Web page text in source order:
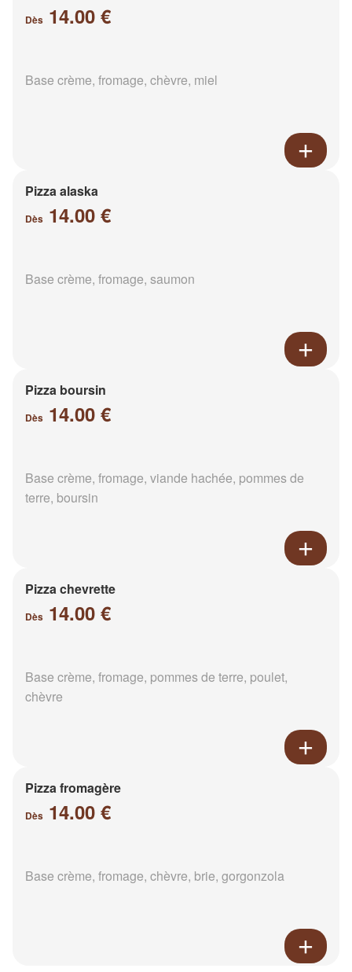
Dès 14.00 €
Base crème, fromage, chèvre, miel
Pizza alaska
Dès 14.00 €
Base crème, fromage, saumon
Pizza boursin
Dès 14.00 €
Base crème, fromage, viande hachée, pommes de
terre, boursin
Pizza chevrette
Dès 14.00 €
Base crème, fromage, pommes de terre, poulet,
chèvre
Pizza fromagère
Dès 14.00 €
Base crème, fromage, chèvre, brie, gorgonzola